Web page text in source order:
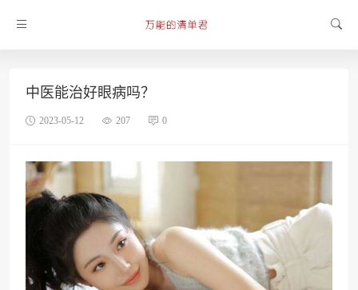
中医能治好眼病吗？
2023-05-12 207 0